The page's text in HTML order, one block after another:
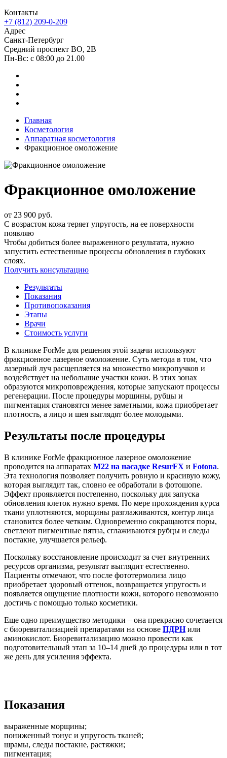
Контакты
+7 (812) 209-0-209
Адрес
Санкт-Петербург
Средний проспект ВО, 2В
Пн-Вc: с 08:00 до 21.00
Главная
Косметология
Аппаратная косметология
Фракционное омоложение
Фракционное омоложение
от 23 900 руб.
С возрастом кожа теряет упругость, на ее поверхности
появляю
Чтобы добиться более выраженного результата, нужно
запустить естественные процессы обновления в глубоких
слоях.
Получить консультацию
Результаты
Показания
Противопоказания
Этапы
Врачи
Стоимость услуги
В клинике ForMe для решения этой задачи используют
фракционное лазерное омоложение. Суть метода в том, что
лазерный луч расщепляется на множество микропучков и
воздействует на небольшие участки кожи. В этих зонах
образуются микроповреждения, которые запускают процессы
регенерации. После процедуры морщины, рубцы и
пигментация становятся менее заметными, кожа приобретает
плотность, а лицо и шея выглядят более молодыми.
Результаты после процедуры
В клинике ForMe фракционное лазерное омоложение
проводится на аппаратах M22 на насадке ResurFX и Fotona.
Эта технология позволяет получить ровную и красивую кожу,
которая выглядит так, словно ее обработали в фотошопе.
Эффект проявляется постепенно, поскольку для запуска
обновления клеток нужно время. По мере прохождения курса
ткани уплотняются, морщины разглаживаются, контур лица
становится более четким. Одновременно сокращаются поры,
светлеют пигментные пятна, сглаживаются рубцы и следы
постакне, улучшается рельеф.
Поскольку восстановление происходит за счет внутренних
ресурсов организма, результат выглядит естественно.
Пациенты отмечают, что после фототермолиза лицо
приобретает здоровый оттенок, возвращается упругость и
появляется ощущение плотности кожи, которого невозможно
достичь с помощью только косметики.
Еще одно преимущество методики – она прекрасно сочетается
с биоревитализацией препаратами на основе ПДРНили
аминокислот. Биоревитализацию можно провести как
подготовительный этап за 10–14 дней до процедуры или в тот
же день для усиления эффекта.
Показания
выраженные морщины;
пониженный тонус и упругость тканей;
шрамы, следы постакне, растяжки;
пигментация;